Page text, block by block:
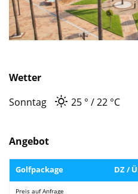
Wetter
Sonntag
25 ° 22 °C
Angebot
Golfpackage DZ /
Preis auf Anfrage